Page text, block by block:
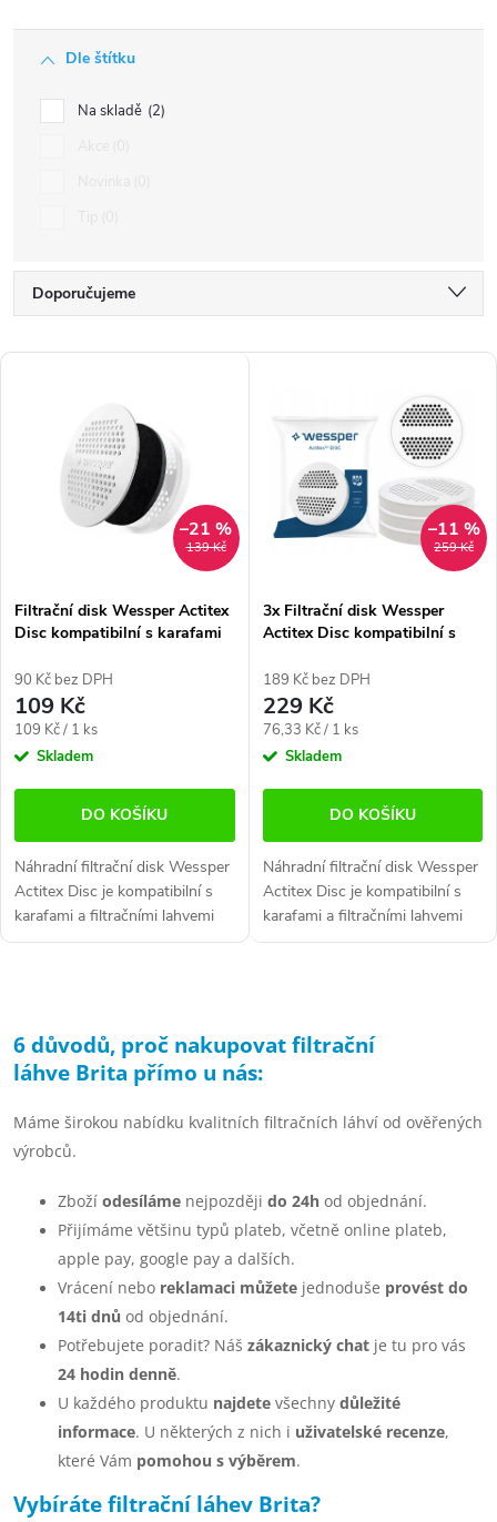
Dle štítku
Na skladě 2
Ř
r
o
d
u
k
ů
Doporučujeme
Nejprodávanější
Abecedně
p
r
o
d
u
t
ů
139 Kč
–21 %
Filtrační disk Wessper Actitex
Disc kompatibilní s karafami
90 Kč bez DPH
109 Kč
Měrná
cena:
109 Kč / 1 ks
Skladem
DO KOŠÍKU
Náhradní filtrační disk Wessper
Actitex Disc je kompatibilní s
karafami a filtračními lahvemi
Brita, a zajišťuje efektivní filtraci
259 Kč
–11 %
3x Filtrační disk Wessper
Actitex Disc kompatibilní s
189 Kč bez DPH
229 Kč
Měrná
cena:
76,33 Kč / 1 ks
Skladem
DO KOŠÍKU
Náhradní filtrační disk Wessper
Actitex Disc je kompatibilní s
karafami a filtračními lahvemi
Brita, a zajišťuje efektivní filtraci
v
l
á
d
y
6 důvodů, proč nakupovat filtrační
láhve Brita přímo u nás:
Máme širokou nabídku kvalitních filtračních láhví od ověřených
výrobců.
Zboží odesíláme nejpozději do 24h od objednání.
Přijímáme většinu typů plateb, včetně online plateb,
apple pay, google pay a dalších.
Vrácení nebo reklamaci můžete jednoduše provést do
14ti dnů od objednání.
Potřebujete poradit? Náš zákaznický chat je tu pro vás
24 hodin denně.
U každého produktu najdete všechny důležité
informace. U některých z nich i uživatelské recenze,
které Vám pomohou s výběrem.
Vybíráte filtrační láhev Brita?